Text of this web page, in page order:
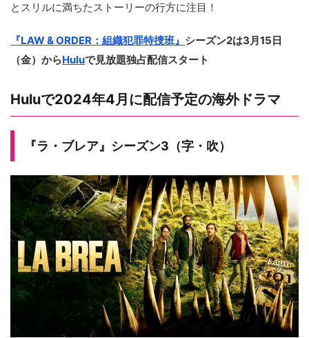
とスリルに満ちたストーリーの行方に注目！
『LAW & ORDER：組織犯罪特捜班』 シーズン2は3月15日
（金）からHuluで見放題独占配信スタート
Huluで2024年4月に配信予定の海外ドラマ
『ラ・ブレア』シーズン3（字・吹）